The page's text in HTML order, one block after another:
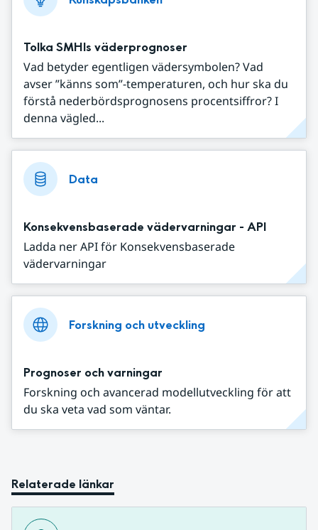
Tolka SMHIs väderprognoser
Vad betyder egentligen vädersymbolen? Vad
avser ”känns som”-temperaturen, och hur ska du
förstå nederbördsprognosens procentsiffror? I
denna vägled...
Data
Konsekvensbaserade vädervarningar - API
Ladda ner API för Konsekvensbaserade
vädervarningar
Forskning och utveckling
Prognoser och varningar
Forskning och avancerad modellutveckling för att
du ska veta vad som väntar.
Relaterade länkar